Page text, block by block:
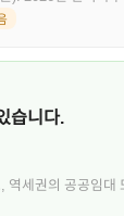
습니다.
역세권의 공공임대